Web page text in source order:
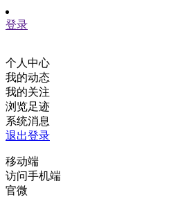
登录
个人中心
我的动态
我的关注
浏览足迹
系统消息
退出登录
移动端
访问手机端
官微